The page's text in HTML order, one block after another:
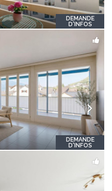
DEMANDE
D'INFOS
DEMANDE
D'INFOS